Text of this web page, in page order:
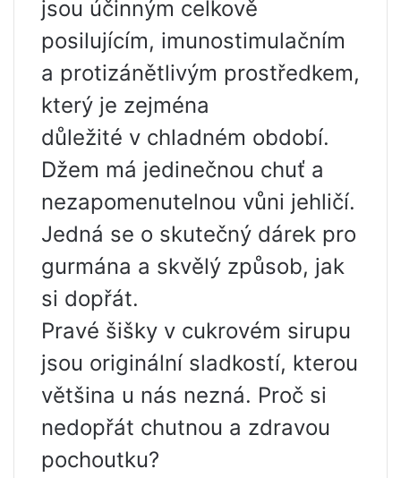
jsou účinným celkově
posilujícím, imunostimulačním
a protizánětlivým prostředkem,
který je zejména
důležité v chladném období.
Džem má jedinečnou chuť a
nezapomenutelnou vůni jehličí.
Jedná se o skutečný dárek pro
gurmána a skvělý způsob, jak
si dopřát.
Pravé šišky v cukrovém sirupu
jsou originální sladkostí, kterou
většina u nás nezná. Proč si
nedopřát chutnou a zdravou
pochoutku?